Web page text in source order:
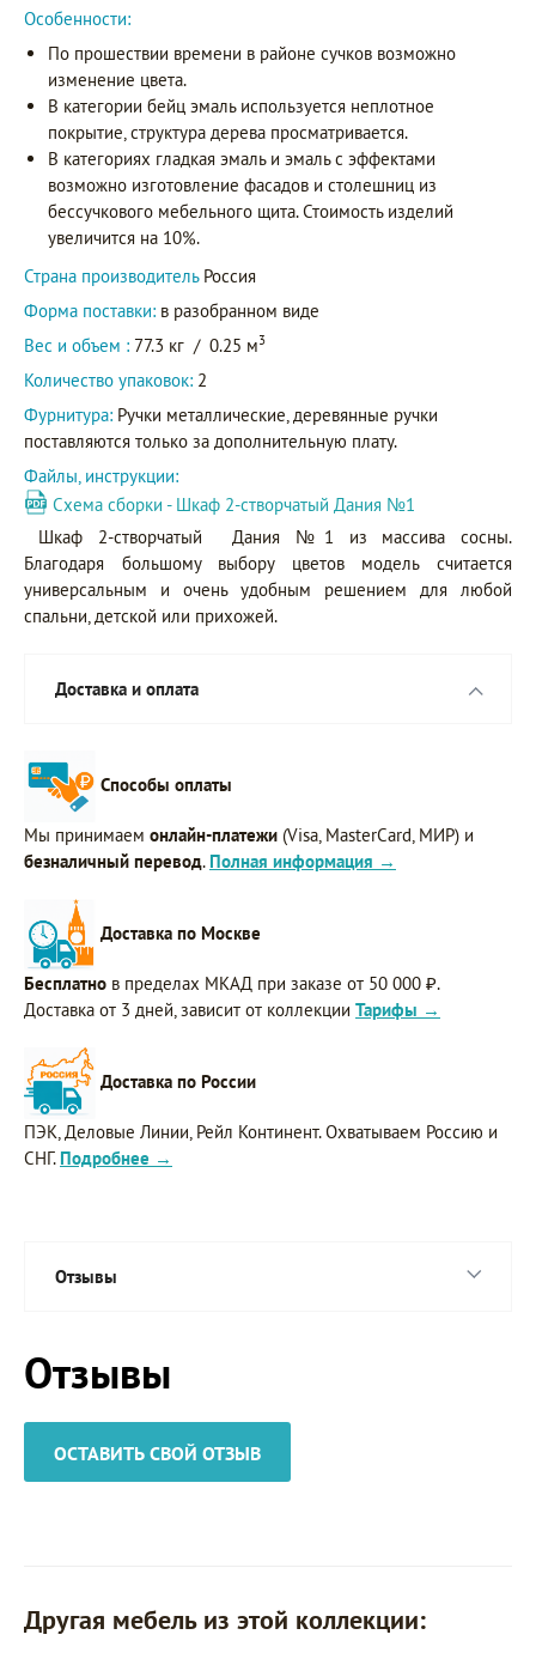
Особенности:
По прошествии времени в районе сучков возможно
изменение цвета.
В категории бейц эмаль используется неплотное
покрытие, структура дерева просматривается.
В категориях гладкая эмаль и эмаль с эффектами
возможно изготовление фасадов и столешниц из
бессучкового мебельного щита. Стоимость изделий
увеличится на 10%.
Страна производитель Россия
Форма поставки: в разобранном виде
Вес и объем : 77.3 кг / 0.25 м3
Количество упаковок: 2
Фурнитура: Ручки металлические, деревянные ручки
поставляются только за дополнительную плату.
Файлы, инструкции:
Схема сборки - Шкаф 2-створчатый Дания №1
Шкаф 2-створчатый Дания №1 из массива сосны.
Благодаря большому выбору цветов модель считается
универсальным и очень удобным решением для любой
спальни, детской или прихожей.
Доставка и оплата
Способы оплаты
Мы принимаем онлайн-платежи (Visa, MasterCard, МИР) и
безналичный перевод. Полная информация →
Доставка по Москве
Бесплатно в пределах МКАД при заказе от 50 000 ₽.
Доставка от 3 дней, зависит от коллекции Тарифы →
Доставка по России
ПЭК, Деловые Линии, Рейл Континент. Охватываем Россию и
СНГ. Подробнее →
Отзывы
Отзывы
ОСТАВИТЬ СВОЙ ОТЗЫВ
Другая мебель из этой коллекции: